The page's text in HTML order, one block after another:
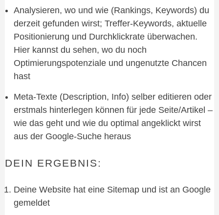
Analysieren, wo und wie (Rankings, Keywords) du
derzeit gefunden wirst; Treffer-Keywords, aktuelle
Positionierung und Durchklickrate überwachen.
Hier kannst du sehen, wo du noch
Optimierungspotenziale und ungenutzte Chancen
hast
Meta-Texte (Description, Info) selber editieren oder
erstmals hinterlegen können für jede Seite/Artikel –
wie das geht und wie du optimal angeklickt wirst
aus der Google-Suche heraus
DEIN ERGEBNIS:
Deine Website hat eine Sitemap und ist an Google
gemeldet